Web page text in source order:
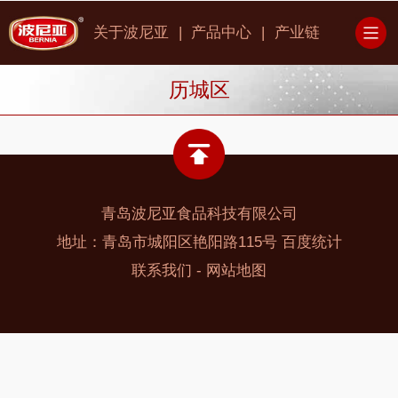
关于波尼亚 | 产品中心 | 产业链
历城区
青岛波尼亚食品科技有限公司
地址：青岛市城阳区艳阳路115号 百度统计
联系我们 - 网站地图